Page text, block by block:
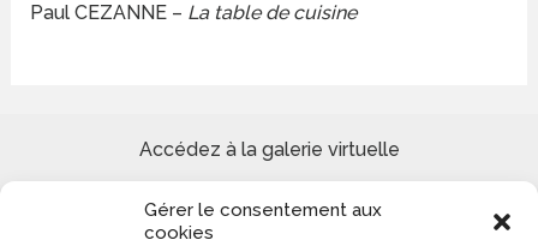
Gérer le consentement aux
cookies
Paul CEZANNE – La table de cuisine
Accédez à la galerie virtuelle
Site de peinture Reproduction tableaux de Maîtres et
Création paysages urbains et marins